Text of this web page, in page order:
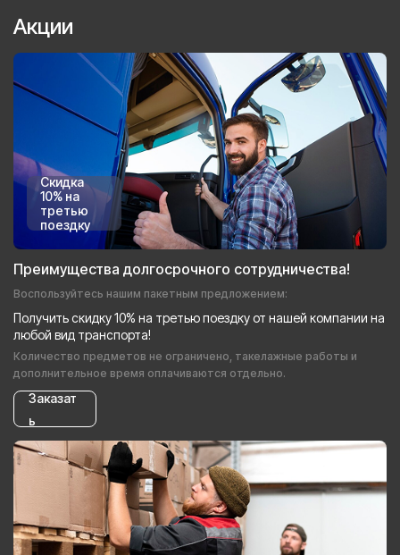
Акции
Скидка
10% на
третью
поездку
Преимущества долгосрочного сотрудничества!
Воспользуйтесь нашим пакетным предложением:
Получить скидку 10% на третью поездку от нашей компании на
любой вид транспорта!
Количество предметов не ограничено, такелажные работы и
дополнительное время оплачиваются отдельно.
Заказат
ь